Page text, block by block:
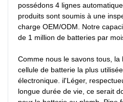
possédons 4 lignes
produits sont soumis à une
charge OEM/ODM. Notre
de 1 million de batteries par
Comme nous le savons tous, la
cellule de batterie la plus
électronique. il'Léger,
longue durée de vie, ce serait